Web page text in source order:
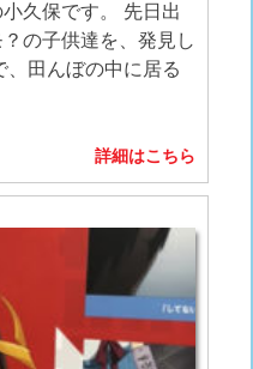
久保です。 先日出
の子供達を、発見し
、田んぼの中に居る
詳細はこちら